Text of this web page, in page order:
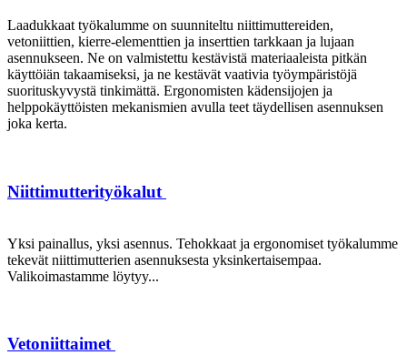
Laadukkaat työkalumme on suunniteltu niittimuttereiden,
vetoniittien, kierre-elementtien ja inserttien tarkkaan ja lujaan
asennukseen. Ne on valmistettu kestävistä materiaaleista pitkän
käyttöiän takaamiseksi, ja ne kestävät vaativia työympäristöjä
suorituskyvystä tinkimättä. Ergonomisten kädensijojen ja
helppokäyttöisten mekanismien avulla teet täydellisen asennuksen
joka kerta.
Niittimutterityökalut
Yksi painallus, yksi asennus. Tehokkaat ja ergonomiset työkalumme
tekevät niittimutterien asennuksesta yksinkertaisempaa.
Valikoimastamme löytyy...
Vetoniittaimet